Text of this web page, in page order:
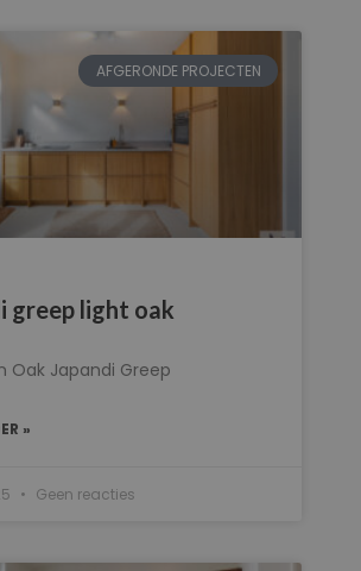
AFGERONDE PROJECTEN
greep light oak
Oak Japandi Greep
»
Geen reacties